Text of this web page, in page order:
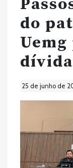
do
25 de junho de